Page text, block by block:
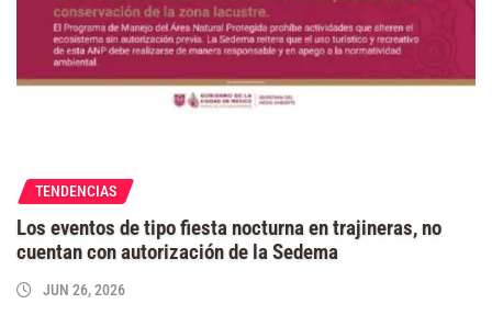
TENDENCIAS
⁠Los eventos de tipo fiesta nocturna en trajineras, no
cuentan con autorización de la Sedema
JUN 26, 2026